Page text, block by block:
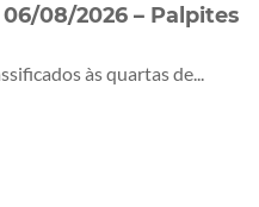
08/2026 – Palpites
às quartas de...